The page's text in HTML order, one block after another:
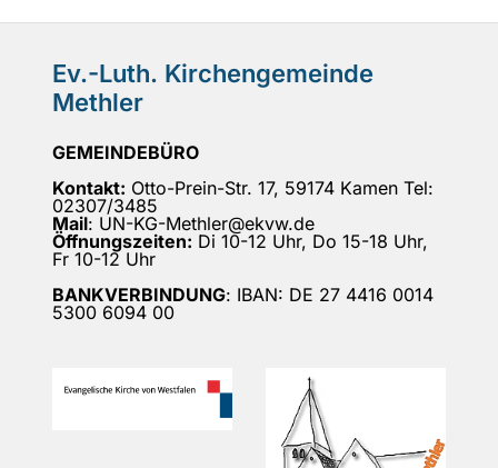
Ev.-Luth. Kirchengemeinde
Methler
GEMEINDEBÜRO
Kontakt: Otto-Prein-Str. 17, 59174 Kamen Tel:
02307/3485
Mail: UN-KG-Methler@ekvw.de
Öffnungszeiten: Di 10-12 Uhr, Do 15-18 Uhr,
Fr 10-12 Uhr
BANKVERBINDUNG: IBAN: DE 27 4416 0014
5300 6094 00